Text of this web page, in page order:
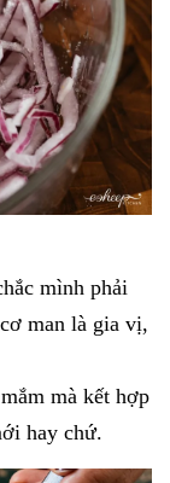
mình phải
man là gia vị,
mà kết hợp
hay chứ.